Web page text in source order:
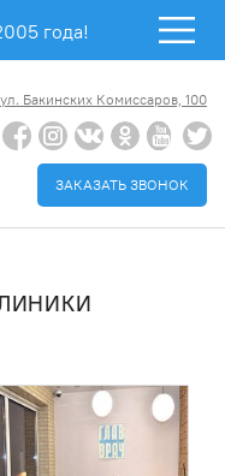
года!
ул. Бакинских Комиссаров, 100
ЗАКАЗАТЬ ЗВОНОК